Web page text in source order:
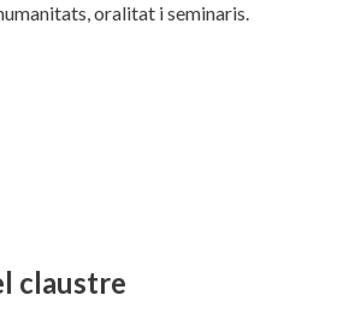
oralitat i seminaris.
claustre